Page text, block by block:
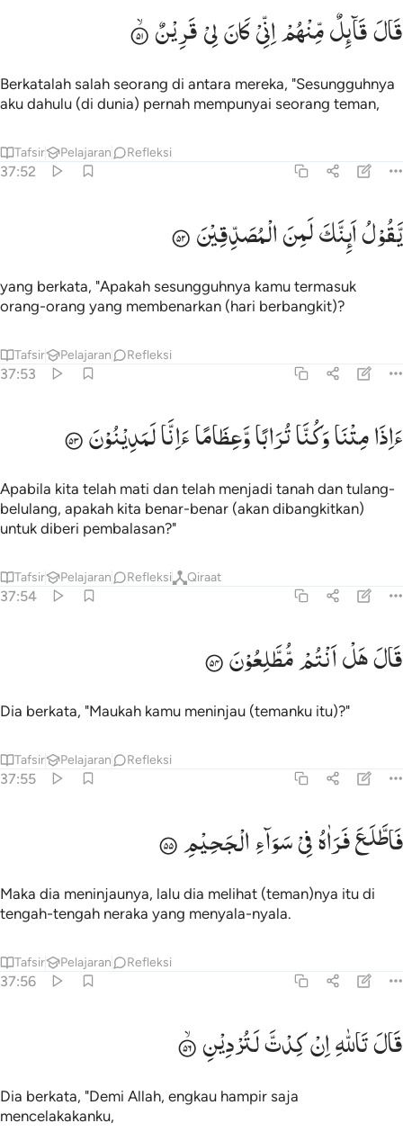
قال قايل منهم اني كان لي قرين ٥١
قَالَ قَآئِلٌۭ مِّنْهُمْ إِنِّى كَانَ لِى قَرِينٌۭ ٥١
قَالَقَآىِٕلٌمِّنْهُمْاِنِّیْكَانَلِیْقَرِیْنٌ
Berkatalah salah seorang di antara mereka, "Sesungguhnya
aku dahulu (di dunia) pernah mempunyai seorang teman,
Tafsir Pelajaran Refleksi
37:52
يقول اانك لمن المصدقين ٥٢
يَقُولُ أَءِنَّكَ لَمِنَ ٱلْمُصَدِّقِينَ ٥٢
یَّقُوْلُاَىِٕنَّكَلَمِنَالْمُصَدِّقِیْنَ
yang berkata, "Apakah sesungguhnya kamu termasuk
orang-orang yang membenarkan (hari berbangkit)?
Tafsir Pelajaran Refleksi
37:53
ااذا متنا وكنا ترابا وعظاما اانا لمدينون ٥٣
أَءِذَا مِتْنَا وَكُنَّا تُرَابًۭا وَعِظَـٰمًا أَءِنَّا لَمَدِينُونَ ٥٣
ءَاِذَامِتْنَاوَكُنَّاتُرَابًاوَّعِظَامًاءَاِنَّالَمَدِیْنُوْنَ
Apabila kita telah mati dan telah menjadi tanah dan tulang-
belulang, apakah kita benar-benar (akan dibangkitkan)
untuk diberi pembalasan?"
Tafsir Pelajaran Refleksi Qiraat
37:54
قال هل انتم مطلعون ٥٤
قَالَ هَلْ أَنتُم مُّطَّلِعُونَ ٥٤
قَالَهَلْاَنْتُمْمُّطَّلِعُوْنَ
Dia berkata, "Maukah kamu meninjau (temanku itu)?"
Tafsir Pelajaran Refleksi
37:55
فاطلع فراه في سواء الجحيم ٥٥
فَٱطَّلَعَ فَرَءَاهُ فِى سَوَآءِ ٱلْجَحِيمِ ٥٥
فَاطَّلَعَفَرَاٰهُفِیْسَوَآءِالْجَحِیْمِ
Maka dia meninjaunya, lalu dia melihat (teman)nya itu di
tengah-tengah neraka yang menyala-nyala.
Tafsir Pelajaran Refleksi
37:56
قال تالله ان كدت لتردين ٥٦
قَالَ تَٱللَّهِ إِن كِدتَّ لَتُرْدِينِ ٥٦
قَالَتَاللّٰهِاِنْكِدْتَّلَتُرْدِیْنِ
Dia berkata, "Demi Allah, engkau hampir saja
mencelakakanku,